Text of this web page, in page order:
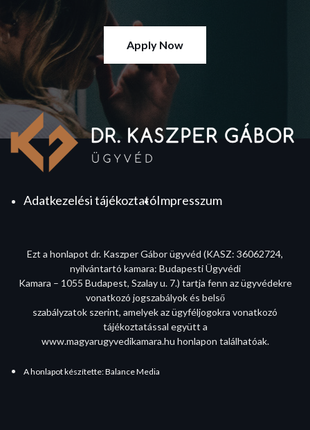
Apply Now
Adatkezelési tájékoztatóImpresszum
Ezt a honlapot dr. Kaszper Gábor ügyvéd (KASZ: 36062724,
nyilvántartó kamara: Budapesti Ügyvédi
Kamara – 1055 Budapest, Szalay u. 7.) tartja fenn az ügyvédekre
vonatkozó jogszabályok és belső
szabályzatok szerint, amelyek az ügyféljogokra vonatkozó
tájékoztatással együtt a
www.magyarugyvedikamara.hu honlapon találhatóak.
A honlapot készítette: Balance Media